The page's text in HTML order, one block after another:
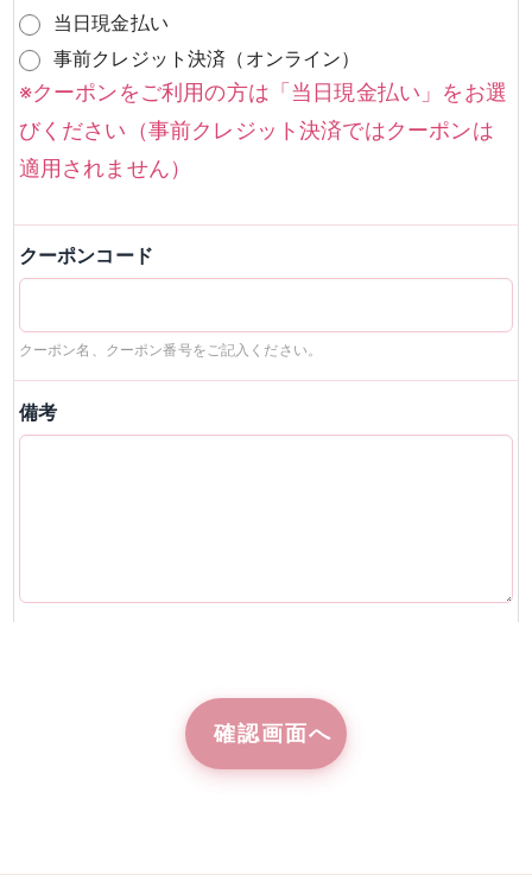
当日現金払い
事前クレジット決済（オンライン）
※クーポンをご利用の方は「当日現金払い」をお選
びください（事前クレジット決済ではクーポンは
適用されません）
クーポンコード
クーポン名、クーポン番号をご記入ください。
備考